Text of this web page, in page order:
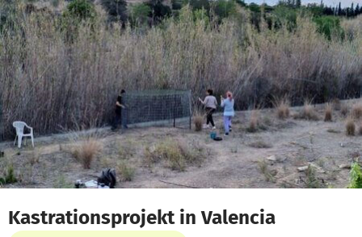
Zum Hauptinhalt springen
Erklärung zur Barrierefreiheit anzeigen
Kastrationsprojekt in Valencia